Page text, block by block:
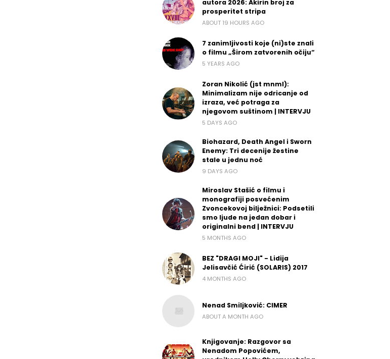
autora 2026: Akirin broj za
prosperitet stripa
ABOUT 19 HOURS AGO
7 zanimljivosti koje (ni)ste znali
o filmu „Širom zatvorenih očiju“
5 YEARS AGO
Zoran Nikolić (jst mnml):
Minimalizam nije odricanje od
izraza, već potraga za
njegovom suštinom | INTERVJU
5 DAYS AGO
Biohazard, Death Angel i Sworn
Enemy: Tri decenije žestine
stale u jednu noć
9 DAYS AGO
Miroslav Stašić o filmu i
monografiji posvećenim
Zvoncekovoj bilježnici: Podsetili
smo ljude na jedan dobar i
originalni bend | INTERVJU
5 MONTHS AGO
BEZ "DRAGI MOJI" - Lidija
Jelisavčić Ćirić (SOLARIS) 2017
4 MONTHS AGO
Nenad Smiljković: CIMER
ABOUT A MONTH AGO
Knjigovanje: Razgovor sa
Nenadom Popovićem,